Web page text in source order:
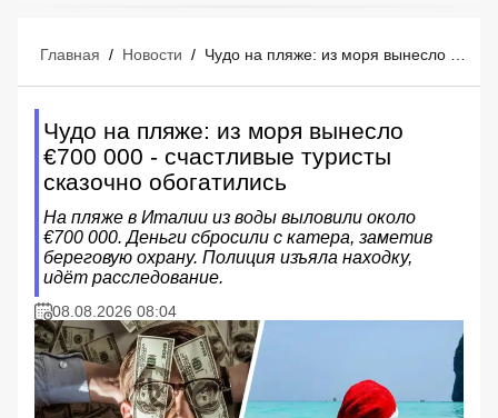
Главная / Новости /
Чудо на пляже: из моря вынесло
€700 000 - счастливые туристы
сказочно обогатились
На пляже в Италии из воды выловили около
€700 000. Деньги сбросили с катера, заметив
береговую охрану. Полиция изъяла находку,
идёт расследование.
08.08.2026 08:04